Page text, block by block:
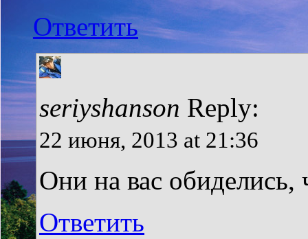
Ответить
seriyshanson Reply:
22 июня, 2013 at 21:36
Они на вас
Ответить